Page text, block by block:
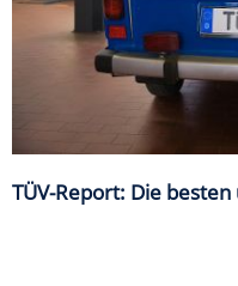
TÜV-Report: Die